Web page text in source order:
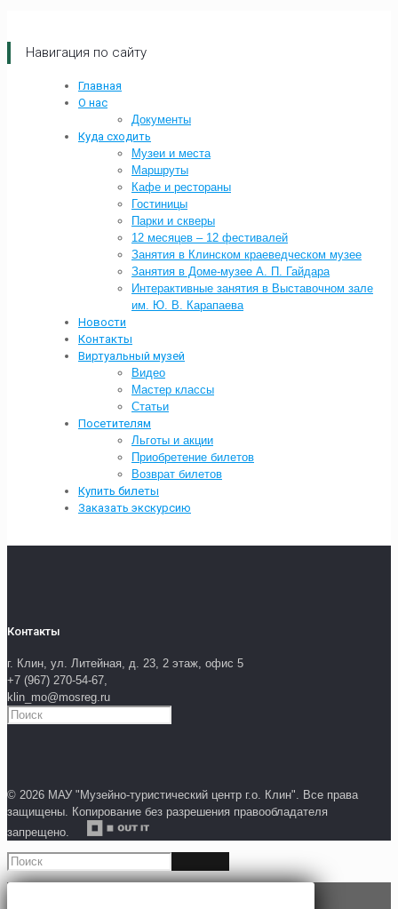
Навигация по сайту
Главная
О нас
Документы
Куда сходить
Музеи и места
Маршруты
Кафе и рестораны
Гостиницы
Парки и скверы
12 месяцев – 12 фестивалей
Занятия в Клинском краеведческом музее
Занятия в Доме-музее А. П. Гайдара
Интерактивные занятия в Выставочном зале
им. Ю. В. Карапаева
Новости
Контакты
Виртуальный музей
Видео
Мастер классы
Статьи
Посетителям
Льготы и акции
Приобретение билетов
Возврат билетов
Купить билеты
Заказать экскурсию
Контакты
г. Клин, ул. Литейная, д. 23, 2 этаж, офис 5
+7 (967) 270-54-67,
klin_mo@mosreg.ru
© 2026 МАУ "Музейно-туристический центр г.о. Клин". Все права
защищены. Копирование без разрешения правообладателя
запрещено.